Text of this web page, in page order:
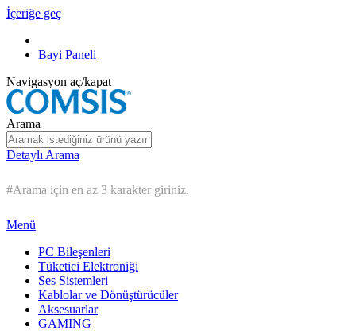
İçeriğe geç
Bayi Paneli
Navigasyon aç/kapat
Arama
Detaylı Arama
#Arama için en az 3 karakter giriniz.
Menü
PC Bileşenleri
Tüketici Elektroniği
Ses Sistemleri
Kablolar ve Dönüştürücüler
Aksesuarlar
GAMING